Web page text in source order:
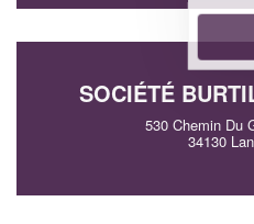
SOCIÉTÉ
530 Chemin Du
34130